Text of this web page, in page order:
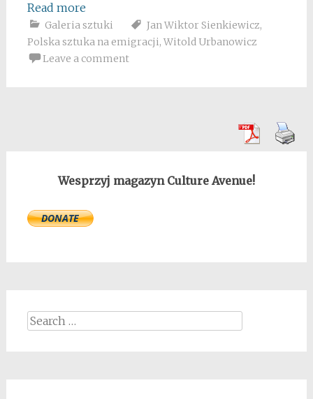
Read more
Galeria sztuki Jan Wiktor Sienkiewicz,
Polska sztuka na emigracji, Witold Urbanowicz
Leave a comment
Wesprzyj magazyn Culture Avenue!
Search